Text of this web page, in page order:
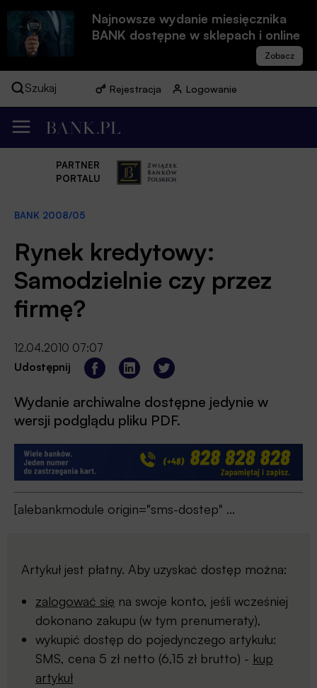
Najnowsze wydanie miesięcznika
BANK dostępne w sklepach i online
Szukaj Rejestracja Logowanie
PARTNER
PORTALU
BANK 2008/05
Rynek kredytowy:
Samodzielnie czy przez
firmę?
12.04.2010 07:07
Udostępnij
Wydanie archiwalne dostępne jedynie w
wersji podglądu pliku PDF.
[alebankmodule origin="sms-dostep" ...
Artykuł jest płatny. Aby uzyskać dostęp można:
zalogować się na swoje konto, jeśli wcześniej
dokonano zakupu (w tym prenumeraty),
wykupić dostęp do pojedynczego artykułu:
SMS, cena 5 zł netto (6,15 zł brutto) - kup
artykuł